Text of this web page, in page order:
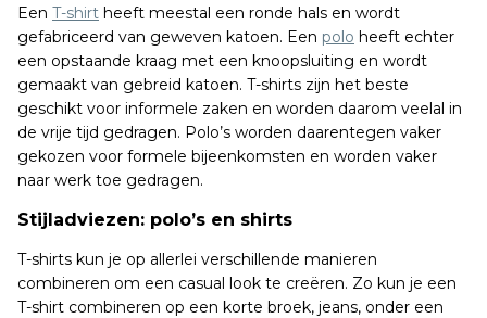
Een T-shirt heeft meestal een ronde hals en wordt
gefabriceerd van geweven katoen. Een polo heeft echter
een opstaande kraag met een knoopsluiting en wordt
gemaakt van gebreid katoen. T-shirts zijn het beste
geschikt voor informele zaken en worden daarom veelal in
de vrije tijd gedragen. Polo’s worden daarentegen vaker
gekozen voor formele bijeenkomsten en worden vaker
naar werk toe gedragen.
Stijladviezen: polo’s en shirts
T-shirts kun je op allerlei verschillende manieren
combineren om een casual look te creëren. Zo kun je een
T-shirt combineren op een korte broek, jeans, onder een